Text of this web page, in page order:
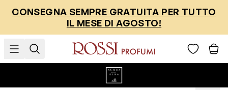
CONSEGNA SEMPRE GRATUITA PER TUTTO
IL MESE DI AGOSTO!